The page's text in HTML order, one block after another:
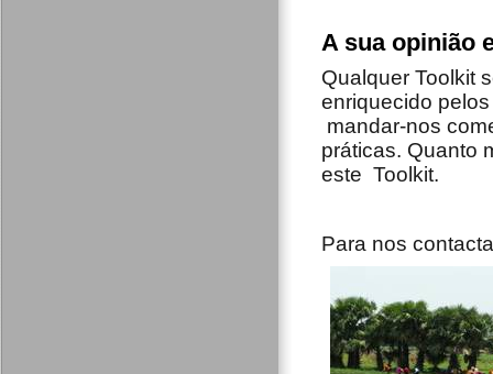
A sua opinião
Qualquer Toolkit
enriquecido
mandar-nos
práticas. Quanto
este Toolkit.
Para nos